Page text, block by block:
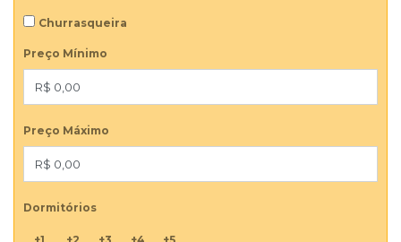
Churrasqueira
Preço Mínimo
Preço Máximo
Dormitórios